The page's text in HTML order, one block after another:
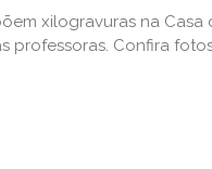
xilogravuras na Casa
professoras. Confira